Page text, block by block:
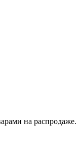
на распродаже.